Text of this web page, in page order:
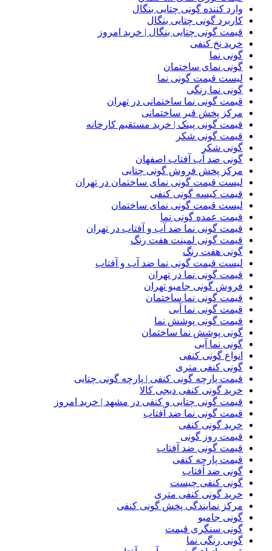
وارد کننده گونی چتایی بنگال
کاربرد گونی چتایی بنگال
قیمت گونی چتایی بنگال | خرید امروز
خرید نخ کنفی
گونی نما
گونی نمای ساختمان
لیست قیمت گونی نما
گونی نما رنگی
قیمت گونی نما ساختمانی در تهران
مرکز پخش قیر ساختمانی
قیمت گونی پینک | خرید مستقیم کارخانه
قیمت گونی شکر
گونی شکر
گونی ضد آب آفتاب اصفهان
مرکز پخش فروش گونی چتایی
لیست قیمت گونی نمای ساختمان در تهران
قیمت کیسه گونی کنفی
لیست قیمت گونی نمای ساختمان
قیمت عمده گونی نما
قیمت گونی نما ضد آب و آفتاب در تهران
قیمت گونی لمینت هفت رنگ
گونی هفت رنگ
لیست قیمت گونی نما ضد آب و آفتاب
قیمت گونی نما در تهران
فروش گونی جامبو تهران
قیمت گونی نما ساختمان
قیمت گونی نما آبی
قیمت گونی پوشش نما
گونی پوشش نما ساختمان
گونی نما آبی
انواع گونی کنفی
گونی کنفی متری
قیمت پارچه گونی کنفی | پارچه گونی چتایی
خرید گونی کنفی دیجی کالا
قیمت گونی چتایی و کنفی در مشهد | خرید امروز
قیمت گونی نما ضد آفتاب
خرید گونی کنفی
قیمت روز گونی
قیمت گونی ضد آفتاب
قیمت پارچه کنفی
گونی ضد آفتاب
گونی کنفی چیست
خرید گونی کنفی متری
مرکز نمایندگی پخش گونی کنفی
گونی جامبو
گونی سنگری قیمت
گونی رنگی نما